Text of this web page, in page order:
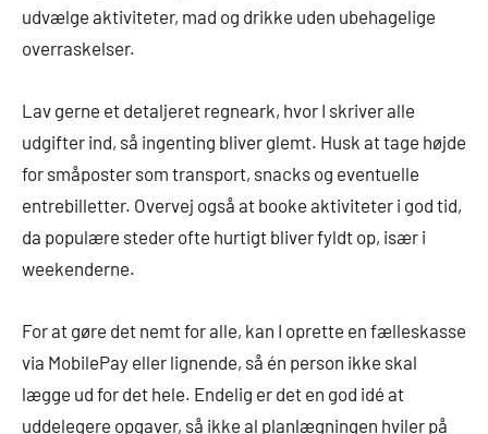
udvælge aktiviteter, mad og drikke uden ubehagelige
overraskelser.
Lav gerne et detaljeret regneark, hvor I skriver alle
udgifter ind, så ingenting bliver glemt. Husk at tage højde
for småposter som transport, snacks og eventuelle
entrebilletter. Overvej også at booke aktiviteter i god tid,
da populære steder ofte hurtigt bliver fyldt op, især i
weekenderne.
For at gøre det nemt for alle, kan I oprette en fælleskasse
via MobilePay eller lignende, så én person ikke skal
lægge ud for det hele. Endelig er det en god idé at
uddelegere opgaver, så ikke al planlægningen hviler på